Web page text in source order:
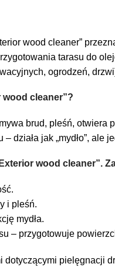
wood cleaner”
tarasu do
ogrodzeń,
wood cleaner”?
brud, pleśń, otwiera
działa jak „mydło”,
wood cleaner”.
i pleśń.
mydła.
– przygotowuje
pielęgnacji